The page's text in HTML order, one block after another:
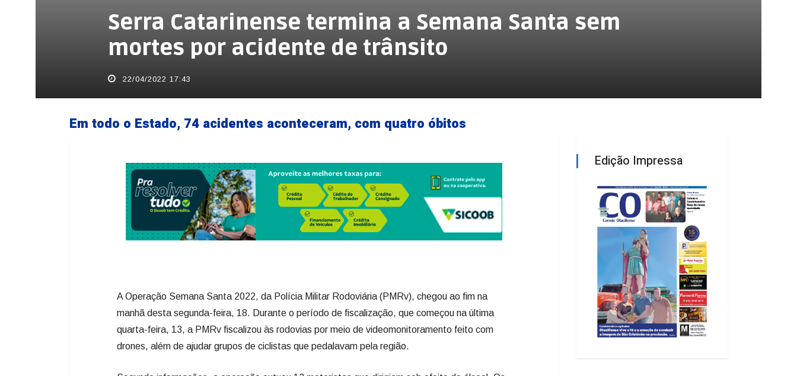
Serra Catarinense termina a Semana Santa sem
mortes por acidente de trânsito
22/04/2022 17:43
Em todo o Estado, 74 acidentes aconteceram, com quatro óbitos
A Operação Semana Santa 2022, da Polícia Militar Rodoviária (PMRv), chegou ao fim na
manhã desta segunda-feira, 18. Durante o período de fiscalização, que começou na última
quarta-feira, 13, a PMRv fiscalizou às rodovias por meio de videomonitoramento feito com
drones, além de ajudar grupos de ciclistas que pedalavam pela região.
Edição Impressa